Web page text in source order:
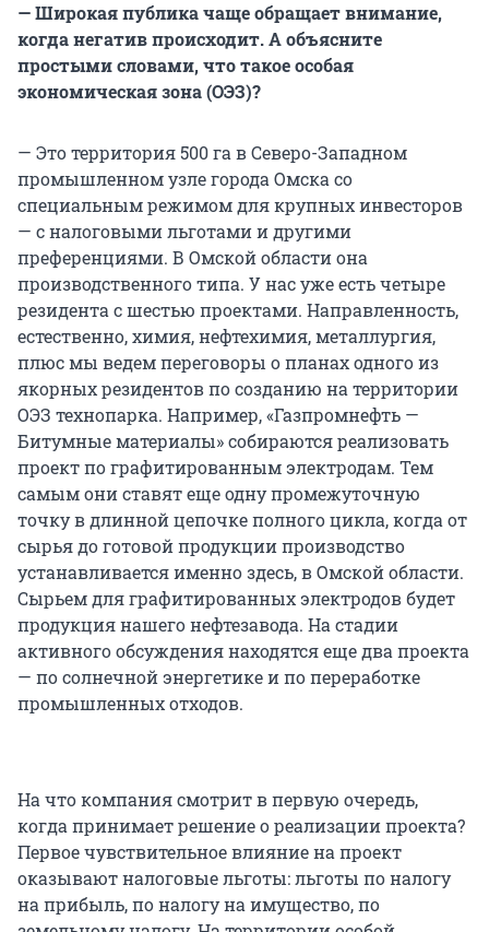
— Широкая публика чаще обращает внимание,
когда негатив происходит. А объясните
простыми словами, что такое особая
экономическая зона (ОЭЗ)?
— Это территория 500 га в Северо-Западном
промышленном узле города Омска со
специальным режимом для крупных инвесторов
— с налоговыми льготами и другими
преференциями. В Омской области она
производственного типа. У нас уже есть четыре
резидента с шестью проектами. Направленность,
естественно, химия, нефтехимия, металлургия,
плюс мы ведем переговоры о планах одного из
якорных резидентов по созданию на территории
ОЭЗ технопарка. Например, «Газпромнефть —
Битумные материалы» собираются реализовать
проект по графитированным электродам. Тем
самым они ставят еще одну промежуточную
точку в длинной цепочке полного цикла, когда от
сырья до готовой продукции производство
устанавливается именно здесь, в Омской области.
Сырьем для графитированных электродов будет
продукция нашего нефтезавода. На стадии
активного обсуждения находятся еще два проекта
— по солнечной энергетике и по переработке
промышленных отходов.
На что компания смотрит в первую очередь,
когда принимает решение о реализации проекта?
Первое чувствительное влияние на проект
оказывают налоговые льготы: льготы по налогу
на прибыль, по налогу на имущество, по